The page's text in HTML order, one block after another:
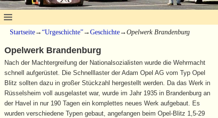
Startseite→ “Urgeschichte”→ Geschichte→ Opelwerk Brandenburg
Opelwerk Brandenburg
Nach der Machtergreifung der Nationalsozialisten wurde die Wehrmacht
schnell aufgerüstet. Die Schnelllaster der Adam Opel AG vom Typ Opel
Blitz sollten dazu in großer Stückzahl hergestellt werden. Da das Werk in
Rüsselsheim voll ausgelastet war, wurde im Jahr 1935 in Brandenburg an
der Havel in nur 190 Tagen ein komplettes neues Werk aufgebaut. Es
wurden verschiedene Typen gebaut, angefangen beim Opel-Blitz 1,5-29